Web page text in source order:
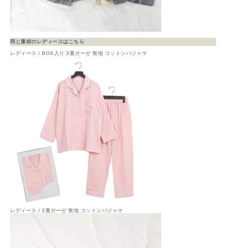
同じ素材のレディースはこちら
レディース / BOX入り 3重ガーゼ 無地 コットンパジャマ
レディース / 3重ガーゼ 無地 コットンパジャマ